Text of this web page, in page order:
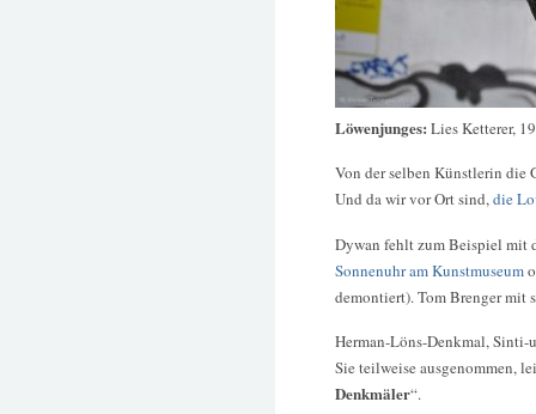
Löwenjunges: Lies Ketterer,
Von der selben Künstlerin die
Und da wir vor Ort sind,die
Dywan fehlt zum Beispiel mit
Sonnenuhr am Kunstmuseum
demontiert). Tom Brenger mit
Herman-Löns-Denkmal, Sinti-
Sie teilweise ausgenommen,
Denkmäler“.